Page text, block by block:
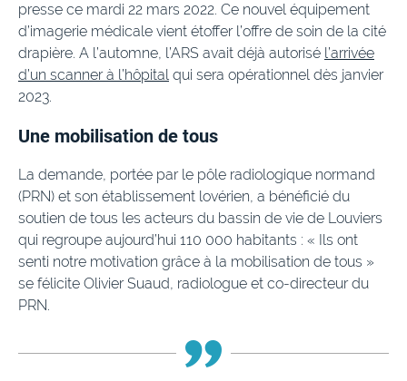
presse ce mardi 22 mars 2022. Ce nouvel équipement
d’imagerie médicale vient étoffer l’offre de soin de la cité
drapière. A l’automne, l’ARS avait déjà autorisé l’arrivée
d’un scanner à l’hôpital qui sera opérationnel dès janvier
2023.
Une mobilisation de tous
La demande, portée par le pôle radiologique normand
(PRN) et son établissement lovérien, a bénéficié du
soutien de tous les acteurs du bassin de vie de Louviers
qui regroupe aujourd’hui 110 000 habitants : « Ils ont
senti notre motivation grâce à la mobilisation de tous »
se félicite Olivier Suaud, radiologue et co-directeur du
PRN.